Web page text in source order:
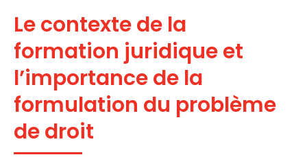
Le contexte de la
formation juridique et
l’importance de la
formulation du problème
de droit